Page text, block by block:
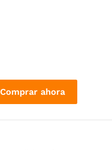
Comprar ahora